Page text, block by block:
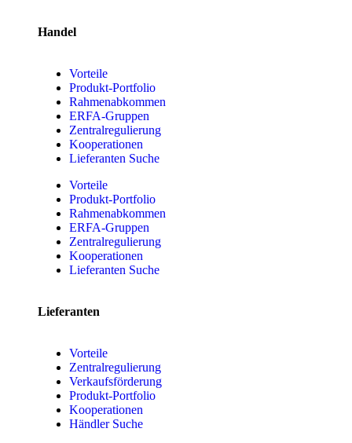
Handel
Vorteile
Produkt-Portfolio
Rahmenabkommen
ERFA-Gruppen
Zentralregulierung
Kooperationen
Lieferanten Suche
Vorteile
Produkt-Portfolio
Rahmenabkommen
ERFA-Gruppen
Zentralregulierung
Kooperationen
Lieferanten Suche
Lieferanten
Vorteile
Zentralregulierung
Verkaufsförderung
Produkt-Portfolio
Kooperationen
Händler Suche